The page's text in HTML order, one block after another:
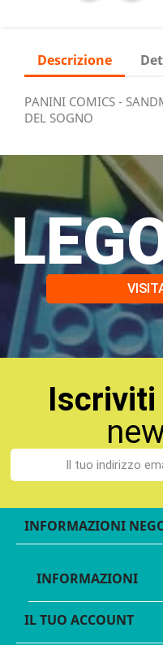
Descrizione
PANINI COMICS -
DEL SOGNO
Iscriviti
INFORMAZIONI
INFORMAZIONI
IL TUO ACCOUNT